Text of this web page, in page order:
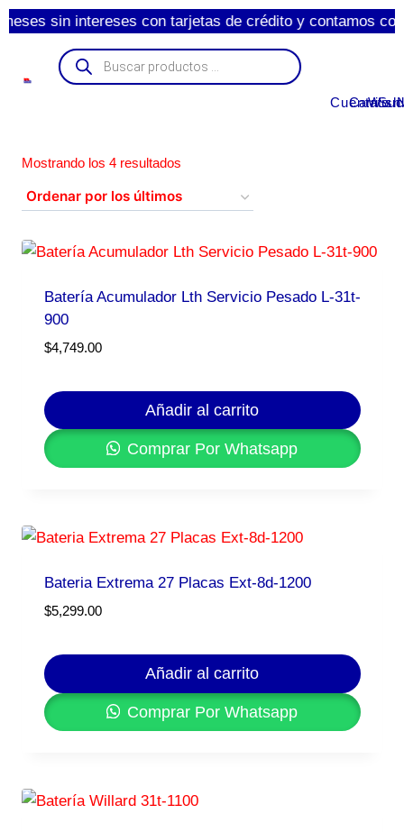
sin intereses con tarjetas de crédito y contamos
Cuenta
Carrito
Mostrando los 4 resultados
Batería Acumulador Lth Servicio Pesado L-31t-
900
$4,749.00
Añadir al carrito
Comprar Por Whatsapp
Bateria Extrema 27 Placas Ext-8d-1200
$5,299.00
Añadir al carrito
Comprar Por Whatsapp